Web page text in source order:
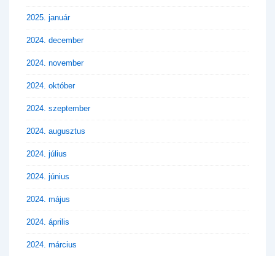
2025. január
2024. december
2024. november
2024. október
2024. szeptember
2024. augusztus
2024. július
2024. június
2024. május
2024. április
2024. március